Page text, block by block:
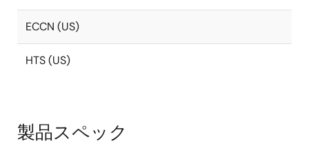
ECCN (US)
HTS (US)
製品スペック